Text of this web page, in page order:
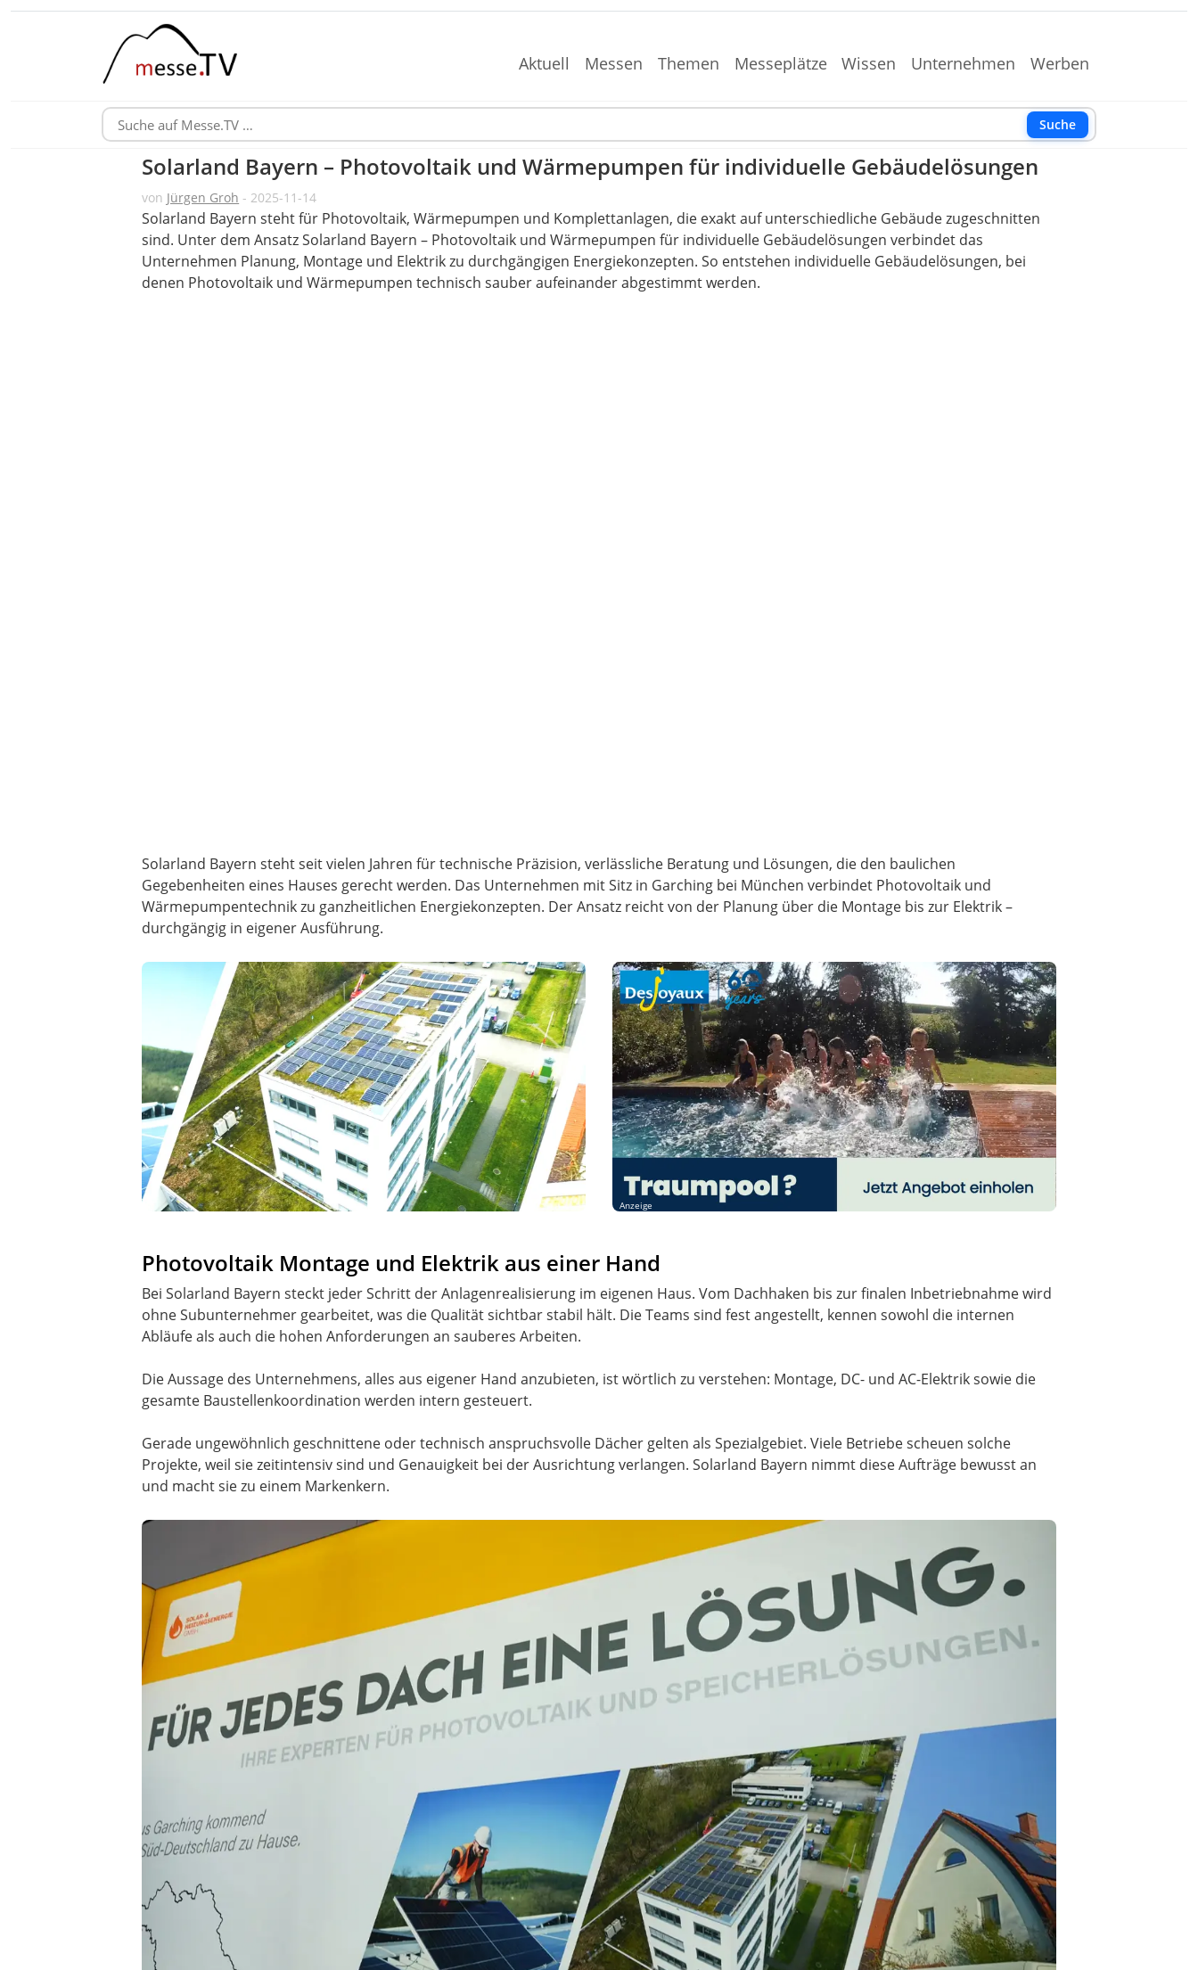
Aktuell Messen Themen Messeplätze Wissen Unternehmen Werben
Suche
Solarland Bayern – Photovoltaik und Wärmepumpen für individuelle Gebäudelösungen
von Jürgen Groh - 2025-11-14
Solarland Bayern steht für Photovoltaik, Wärmepumpen und Komplettanlagen, die exakt auf unterschiedliche Gebäude zugeschnitten
sind. Unter dem Ansatz Solarland Bayern – Photovoltaik und Wärmepumpen für individuelle Gebäudelösungen verbindet das
Unternehmen Planung, Montage und Elektrik zu durchgängigen Energiekonzepten. So entstehen individuelle Gebäudelösungen, bei
denen Photovoltaik und Wärmepumpen technisch sauber aufeinander abgestimmt werden.
Solarland Bayern steht seit vielen Jahren für technische Präzision, verlässliche Beratung und Lösungen, die den baulichen
Gegebenheiten eines Hauses gerecht werden. Das Unternehmen mit Sitz in Garching bei München verbindet Photovoltaik und
Wärmepumpentechnik zu ganzheitlichen Energiekonzepten. Der Ansatz reicht von der Planung über die Montage bis zur Elektrik –
durchgängig in eigener Ausführung.
Anzeige
Photovoltaik Montage und Elektrik aus einer Hand
Bei Solarland Bayern steckt jeder Schritt der Anlagenrealisierung im eigenen Haus. Vom Dachhaken bis zur finalen Inbetriebnahme wird
ohne Subunternehmer gearbeitet, was die Qualität sichtbar stabil hält. Die Teams sind fest angestellt, kennen sowohl die internen
Abläufe als auch die hohen Anforderungen an sauberes Arbeiten.
Die Aussage des Unternehmens, alles aus eigener Hand anzubieten, ist wörtlich zu verstehen: Montage, DC- und AC-Elektrik sowie die
gesamte Baustellenkoordination werden intern gesteuert.
Gerade ungewöhnlich geschnittene oder technisch anspruchsvolle Dächer gelten als Spezialgebiet. Viele Betriebe scheuen solche
Projekte, weil sie zeitintensiv sind und Genauigkeit bei der Ausrichtung verlangen. Solarland Bayern nimmt diese Aufträge bewusst an
und macht sie zu einem Markenkern.